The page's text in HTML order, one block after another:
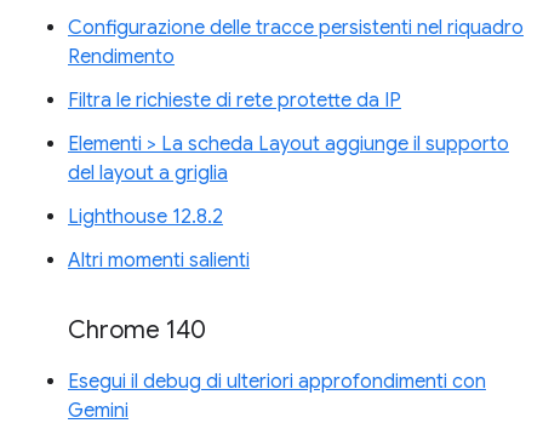
Configurazione delle tracce persistenti nel riquadro
Rendimento
Filtra le richieste di rete protette da IP
Elementi > La scheda Layout aggiunge il supporto
del layout a griglia
Lighthouse 12.8.2
Altri momenti salienti
Chrome 140
Esegui il debug di ulteriori approfondimenti con
Gemini